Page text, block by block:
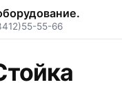
55-66